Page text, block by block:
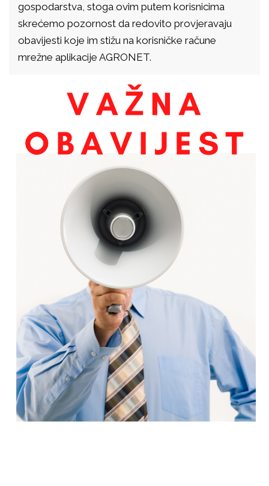
gospodarstva, stoga ovim putem korisnicima
skrećemo pozornost da redovito provjeravaju
obavijesti koje im stižu na korisničke račune
mrežne aplikacije AGRONET.